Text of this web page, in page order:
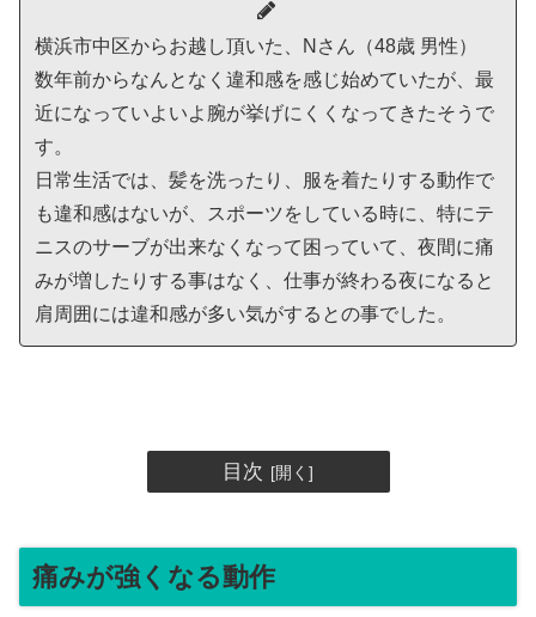
横浜市中区からお越し頂いた、Nさん（48歳 男性）
数年前からなんとなく違和感を感じ始めていたが、最
近になっていよいよ腕が挙げにくくなってきたそうで
す。
日常生活では、髪を洗ったり、服を着たりする動作で
も違和感はないが、スポーツをしている時に、特にテ
ニスのサーブが出来なくなって困っていて、夜間に痛
みが増したりする事はなく、仕事が終わる夜になると
肩周囲には違和感が多い気がするとの事でした。
目次
痛みが強くなる動作